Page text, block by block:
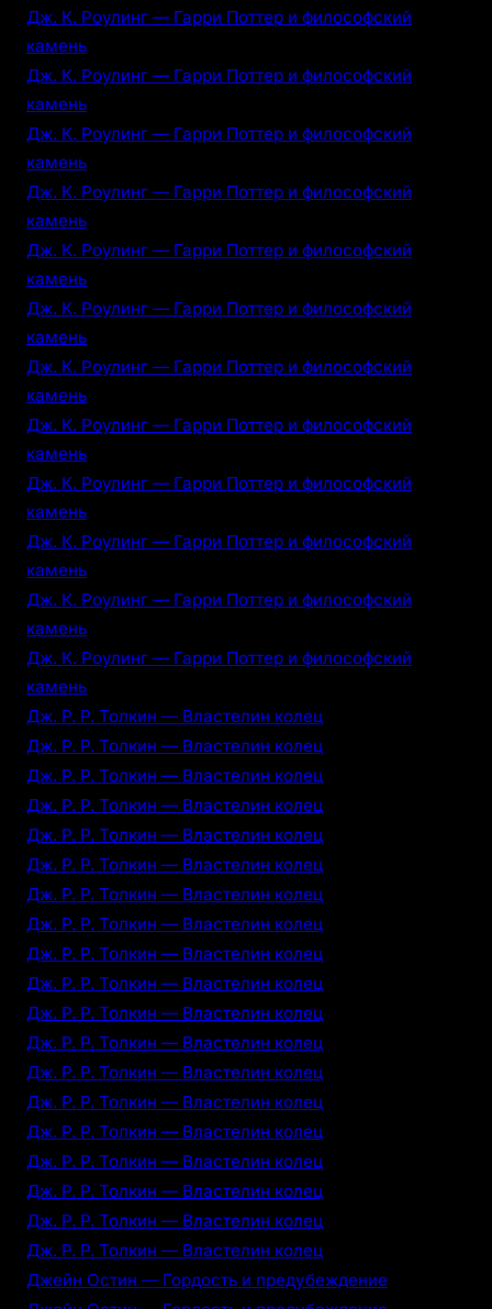
Дж. К. Роулинг — Гарри Поттер и философский
камень
Дж. К. Роулинг — Гарри Поттер и философский
камень
Дж. К. Роулинг — Гарри Поттер и философский
камень
Дж. К. Роулинг — Гарри Поттер и философский
камень
Дж. К. Роулинг — Гарри Поттер и философский
камень
Дж. К. Роулинг — Гарри Поттер и философский
камень
Дж. К. Роулинг — Гарри Поттер и философский
камень
Дж. К. Роулинг — Гарри Поттер и философский
камень
Дж. К. Роулинг — Гарри Поттер и философский
камень
Дж. К. Роулинг — Гарри Поттер и философский
камень
Дж. К. Роулинг — Гарри Поттер и философский
камень
Дж. К. Роулинг — Гарри Поттер и философский
камень
Дж. Р. Р. Толкин — Властелин колец
Дж. Р. Р. Толкин — Властелин колец
Дж. Р. Р. Толкин — Властелин колец
Дж. Р. Р. Толкин — Властелин колец
Дж. Р. Р. Толкин — Властелин колец
Дж. Р. Р. Толкин — Властелин колец
Дж. Р. Р. Толкин — Властелин колец
Дж. Р. Р. Толкин — Властелин колец
Дж. Р. Р. Толкин — Властелин колец
Дж. Р. Р. Толкин — Властелин колец
Дж. Р. Р. Толкин — Властелин колец
Дж. Р. Р. Толкин — Властелин колец
Дж. Р. Р. Толкин — Властелин колец
Дж. Р. Р. Толкин — Властелин колец
Дж. Р. Р. Толкин — Властелин колец
Дж. Р. Р. Толкин — Властелин колец
Дж. Р. Р. Толкин — Властелин колец
Дж. Р. Р. Толкин — Властелин колец
Дж. Р. Р. Толкин — Властелин колец
Джейн Остин — Гордость и предубеждение